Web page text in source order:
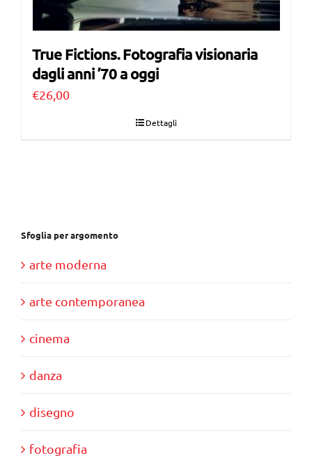
True Fictions. Fotografia visionaria
dagli anni ’70 a oggi
€26,00
Dettagli
Sfoglia per argomento
arte moderna
arte contemporanea
cinema
danza
disegno
fotografia